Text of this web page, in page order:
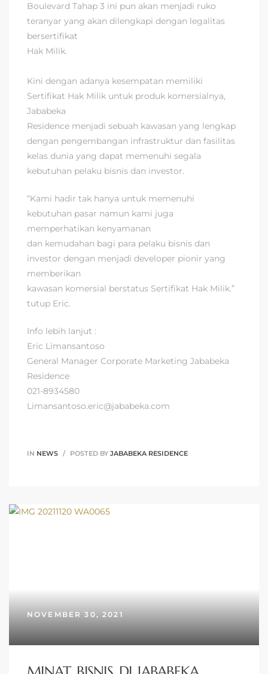
Boulevard Tahap 3 ini pun akan menjadi ruko
teranyar yang akan dilengkapi dengan legalitas
bersertifikat
Hak Milik.
Kini dengan adanya kesempatan memiliki
Sertifikat Hak Milik untuk produk komersialnya,
Jababeka
Residence menjadi sebuah kawasan yang lengkap
dengan pengembangan infrastruktur dan fasilitas
kelas dunia yang dapat memenuhi segala
kebutuhan pelaku bisnis dan investor.
“Kami hadir tak hanya untuk memenuhi
kebutuhan pasar namun kami juga
memperhatikan kenyamanan
dan kemudahan bagi para pelaku bisnis dan
investor dengan menjadi developer pionir yang
memberikan
kawasan komersial berstatus Sertifikat Hak Milik.”
tutup Eric.
Info lebih lanjut :
Eric Limansantoso
General Manager Corporate Marketing Jababeka
Residence
021-8934580
Limansantoso.eric@jababeka.com
IN NEWS POSTED BY JABABEKA RESIDENCE
NOVEMBER 30, 2021